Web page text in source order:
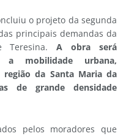
o projeto da segunda
principais demandas da
Teresina.A obra será
a mobilidade urbana,
da Santa Maria da
de grande densidade
pelos moradores que